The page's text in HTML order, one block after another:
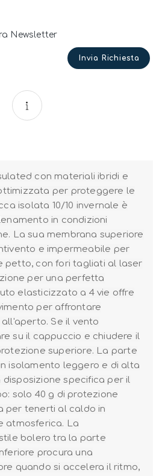
Newsletter
Invia Richiesta
con materiali ibridi e
per proteggere le
isolata 10/10 invernale è
in condizioni
La sua membrana superiore
e impermeabile per
petto, con fori tagliati al laser
per una perfetta
elasticizzato a 4 vie offre
per affrontare
Se il vento
su il cappuccio e chiudere il
superiore. La parte
isolamento leggero e di alta
specifica per il
solo 40 g di protezione
per tenerti al caldo in
atmosferica. La
bolero tra la parte
procura una
quando si accelera il ritmo,